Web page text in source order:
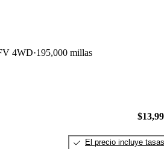
4WD 195,000 millas
El precio incluye tasas